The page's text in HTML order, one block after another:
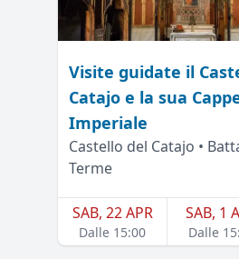
Visite guidate il
Catajo e la sua
Imperiale
Castello del Catajo •
Terme
SAB, 22 APR
Dalle 15:00
SAB, 1
Dalle